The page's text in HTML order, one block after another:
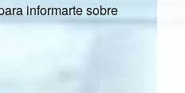
informarte sobre